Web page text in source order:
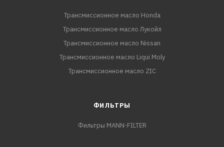
Трансмиссионное масло Honda
Трансмиссионное масло Лукойл
Трансмиссионное масло Nissan
Трансмиссионное масло Liqui Moly
Трансмиссионное масло ZIC
ФИЛЬТРЫ
Фильтры MANN-FILTER